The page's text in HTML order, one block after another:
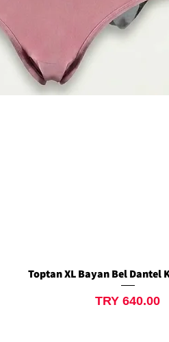
Quick View
Toptan XL Bayan Bel Dantel
Price
TRY 640.00